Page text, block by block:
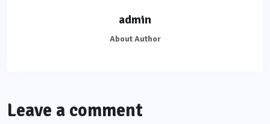
admin
About Author
Leave a comment